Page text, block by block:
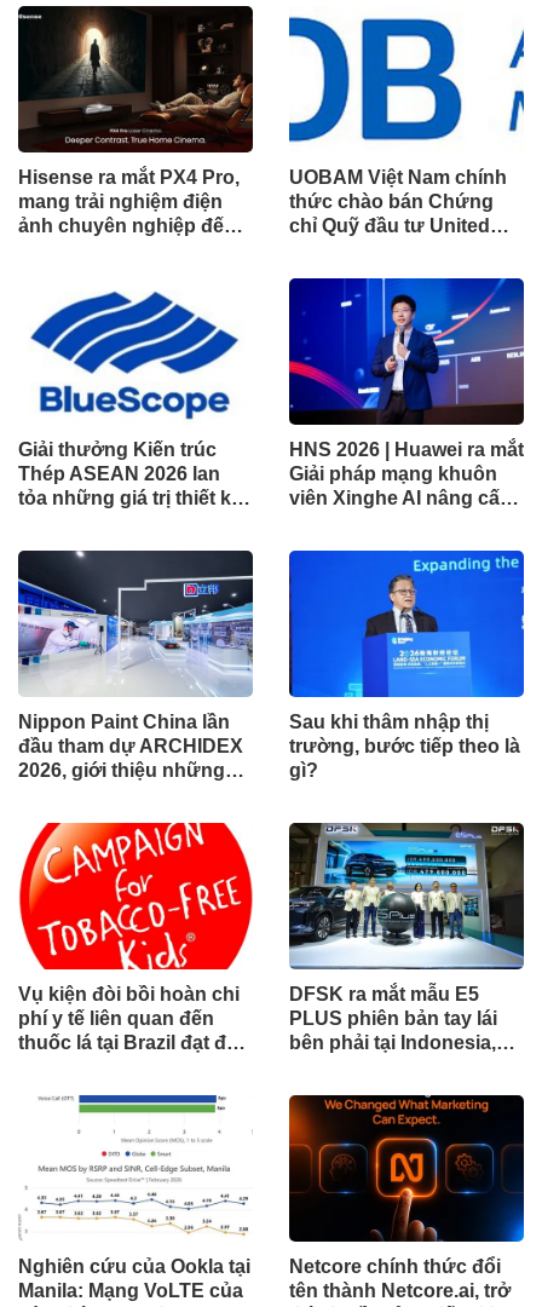
Hisense ra mắt PX4 Pro,
mang trải nghiệm điện
ảnh chuyên nghiệp đến
UOBAM Việt Nam chính
thức chào bán Chứng
chỉ Quỹ đầu tư United
(UMMF)
Giải thưởng Kiến trúc
Thép ASEAN 2026 lan
tỏa những giá trị thiết kế
vực
HNS 2026 | Huawei ra mắt
Giải pháp mạng khuôn
viên Xinghe AI nâng cấp
Nippon Paint China lần
đầu tham dự ARCHIDEX
2026, giới thiệu những
công nghiệp
Sau khi thâm nhập thị
trường, bước tiếp theo là
gì?
Vụ kiện đòi bồi hoàn chi
phí y tế liên quan đến
thuốc lá tại Brazil đạt đến
tòa án chuẩn bị ra phán
DFSK ra mắt mẫu E5
PLUS phiên bản tay lái
bên phải tại Indonesia,
trong hành trình mở rộng
toàn cầu
Nghiên cứu của Ookla tại
Manila: Mạng VoLTE của
Netcore chính thức đổi
tên thành Netcore.ai, trở